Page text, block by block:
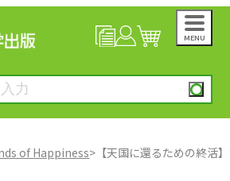
MENU
of Happiness> 【天国に還るための終